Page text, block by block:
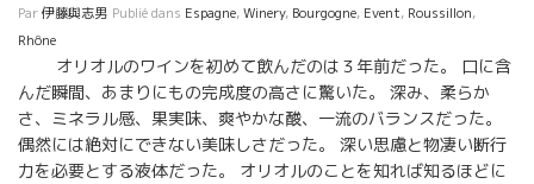
Par伊藤與志男 Publié dans Espagne,Winery, Bourgogne, Event, Roussillon,
Rhône
オリオルのワインを初めて飲んだのは３年前だった。 口に含
んだ瞬間、あまりにもの完成度の高さに驚いた。 深み、柔らか
さ、ミネラル感、果実味、爽やかな酸、一流のバランスだった。
偶然には絶対にできない美味しさだった。 深い思慮と物凄い断行
力を必要とする液体だった。 オリオルのことを知れば知るほどに